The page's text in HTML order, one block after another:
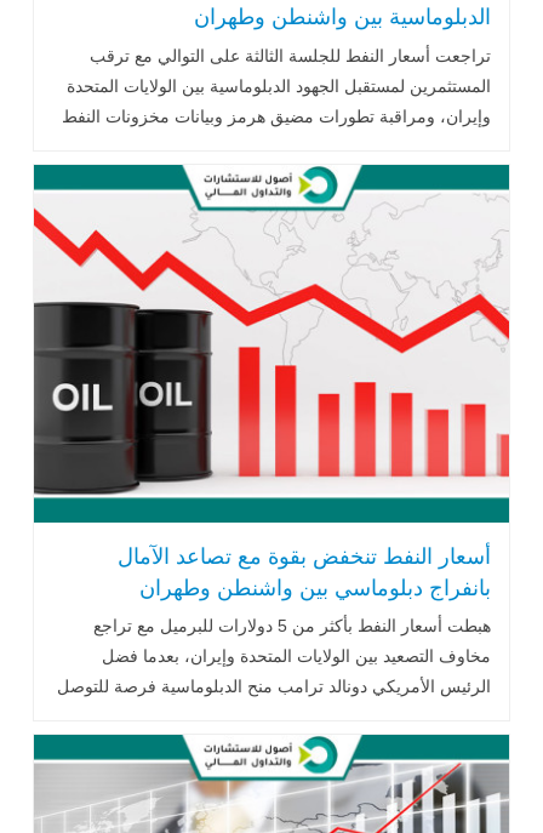
الدبلوماسية بين واشنطن وطهران
تراجعت أسعار النفط للجلسة الثالثة على التوالي مع ترقب
المستثمرين لمستقبل الجهود الدبلوماسية بين الولايات المتحدة
وإيران، ومراقبة تطورات مضيق هرمز وبيانات مخزونات النفط
أسعار النفط تنخفض بقوة مع تصاعد الآمال
بانفراج دبلوماسي بين واشنطن وطهران
هبطت أسعار النفط بأكثر من 5 دولارات للبرميل مع تراجع
مخاوف التصعيد بين الولايات المتحدة وإيران، بعدما فضل
الرئيس الأمريكي دونالد ترامب منح الدبلوماسية فرصة للتوصل
الأسواق مراقبة اضطرابات الملاحة، وقرارات أوبك+ بشأن زيادة
الإنتاج، وتأثيرها على مستقبل الإمدادات وأسعار الطاقة العالمية.